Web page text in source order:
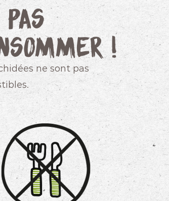
pas
!
ne sont pas